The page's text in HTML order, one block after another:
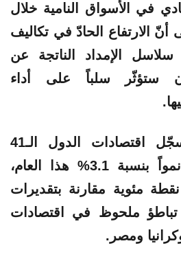
في الأسواق النامية خلال
إلى أنّ الارتفاع الحادّ في تكاليف
سلاسل الإمداد الناتجة عن
ستؤثّر سلباً على أداء
وتوقّع البنك أن تسجّل اقتصادات الدول الـ41
المشمولة ببرامجه نمواً بنسبة 3.1% هذا العام،
قدره 0.5 نقطة مئوية مقارنة بتقديرات
ملحوظ في اقتصادات
ومصر.